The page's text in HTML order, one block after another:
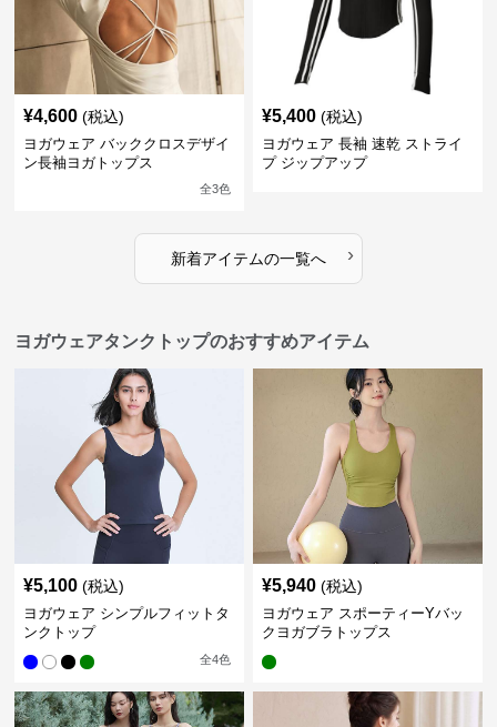
¥4,600 (税込)
ヨガウェア バッククロスデザイ
ン長袖ヨガトップス
全3色
¥5,400 (税込)
ヨガウェア 長袖 速乾 ストライ
プ ジップアップ
新着アイテムの一覧へ ›
ヨガウェアタンクトップのおすすめアイテム
¥5,100 (税込)
ヨガウェア シンプルフィットタ
ンクトップ
全4色
¥5,940 (税込)
ヨガウェア スポーティーYバッ
クヨガブラトップス